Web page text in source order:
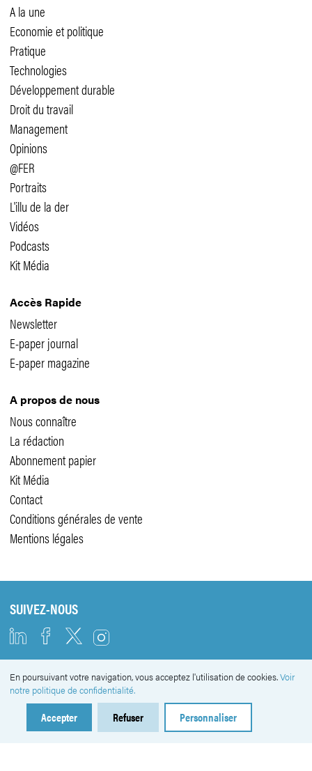
A la une
Economie et politique
Pratique
Technologies
Développement durable
Droit du travail
Management
Opinions
@FER
Portraits
L'illu de la der
Vidéos
Podcasts
Kit Média
Accès Rapide
Newsletter
E-paper journal
E-paper magazine
A propos de nous
Nous connaître
La rédaction
Abonnement papier
Kit Média
Contact
Conditions générales de vente
Mentions légales
SUIVEZ-NOUS
NEWSLETTER
En poursuivant votre navigation, vous acceptez l'utilisation de cookies.Voir
notre politique de confidentialité.
Accepter Refuser Personnaliser